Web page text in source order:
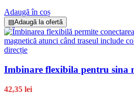
Adaugă în coș
▤Adaugă la ofertă
Imbinare flexibila pentru sina
42,35 lei